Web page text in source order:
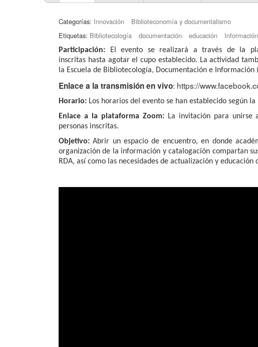
Categorías: Innovación
Biblioteconomía y documentalismo
Etiquetas: Bibliotecología documentación educación Información
Participación: El evento se realizará a través de la
inscritas hasta agotar el cupo establecido. La actividad
la Escuela de Bibliotecología, Documentación e Información (
Enlace a la transmisión en vivo: https://
Horario: Los horarios del evento se han establecido según
Enlace a la plataforma Zoom:La invitación para unirse
personas inscritas.
Objetivo: Abrir un espacio de encuentro, en donde
organización de la información y catalogación compartan
RDA, así como las necesidades de actualización y